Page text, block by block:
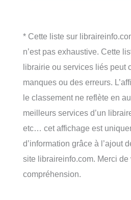
* Cette liste sur
n’est pas exhaustive. Cette
librairie ou services liés peut
manques ou des erreurs.
le classement ne reflète en
meilleurs services d’un
etc… cet affichage est
d’information grâce à l’ajout
site libraireinfo.com. Merci de
compréhension.